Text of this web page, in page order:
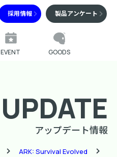
採用情報 製品アンケート
EVENT GOODS
UPDATE
アップデート情報
ARK: Survival Evolved